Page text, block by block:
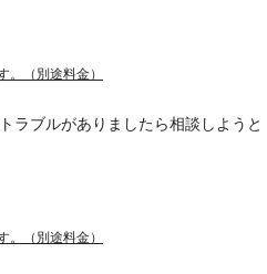
（別途料金）
ラブルがありましたら相談しようと
（別途料金）